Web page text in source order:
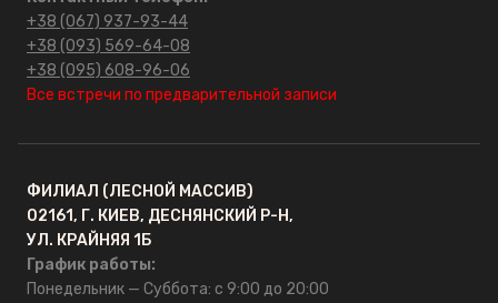
+38 (067) 937-93-44
+38 (093) 569-64-08
+38 (095) 608-96-06
Все встречи по предварительной записи
ФИЛИАЛ (ЛЕСНОЙ МАССИВ)
02161, Г. КИЕВ, ДЕСНЯНСКИЙ Р-Н,
УЛ. КРАЙНЯЯ 1Б
График работы:
Понедельник — Суббота: с 9:00 до 20:00